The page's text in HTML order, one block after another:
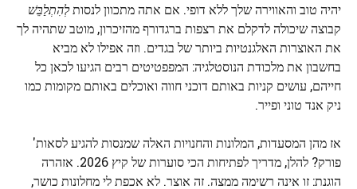
יהיה טוב והאווירה שלך ללא דופי. אם אתה מתכוון לנסותלְהִתְלַבֵּשׁ
קבוצה שיכולה לדקלם את רצפות ברגדורף מהזיכרון, מוטב שתהיה לך
את האוצרות האלגנטיות ביותר של בגדים. וזה אפילו לא מביא
בחשבון את מלכודת הנוסטלגיה: המפפטיטים רבים הגיעו לכאן כל
חייהם, עושים קניות באותם דוכני חווה ואוכלים באותם מקומות כמו
ניק אנד טוני ופייר.
אז מהן המסעדות, המלונות והחנויות האלה שמנסות להגיע לסאות'
פורק? להלן, מדריך לפתיחות הכי סוערות של קיץ 2026. אזהרה
הוגנת: זו אינה רשימה ממצה. זה אוצר. לא אכפת לי מחלונות כושר,